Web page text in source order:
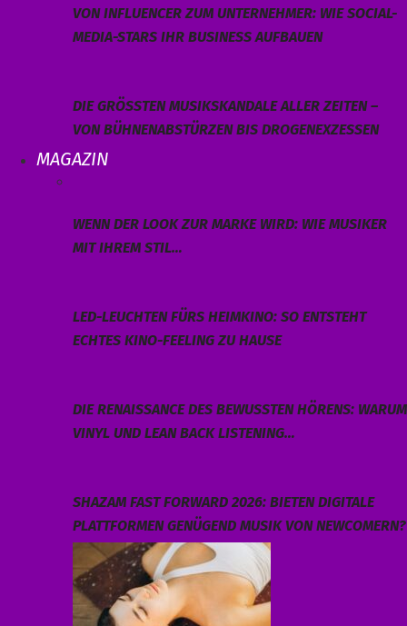
VON INFLUENCER ZUM UNTERNEHMER: WIE SOCIAL-
MEDIA-STARS IHR BUSINESS AUFBAUEN
DIE GRÖSSTEN MUSIKSKANDALE ALLER ZEITEN – V
ON BÜHNENABSTÜRZEN BIS DROGENEXZESSEN
MAGAZIN
WENN DER LOOK ZUR MARKE WIRD: WIE MUSIKER
MIT IHREM STIL…
LED-LEUCHTEN FÜRS HEIMKINO: SO ENTSTEHT
ECHTES KINO-FEELING ZU HAUSE
DIE RENAISSANCE DES BEWUSSTEN HÖRENS: WARUM
VINYL UND LEAN BACK LISTENING…
SHAZAM FAST FORWARD 2026: BIETEN DIGITALE
PLATTFORMEN GENÜGEND MUSIK VON NEWCOMERN?